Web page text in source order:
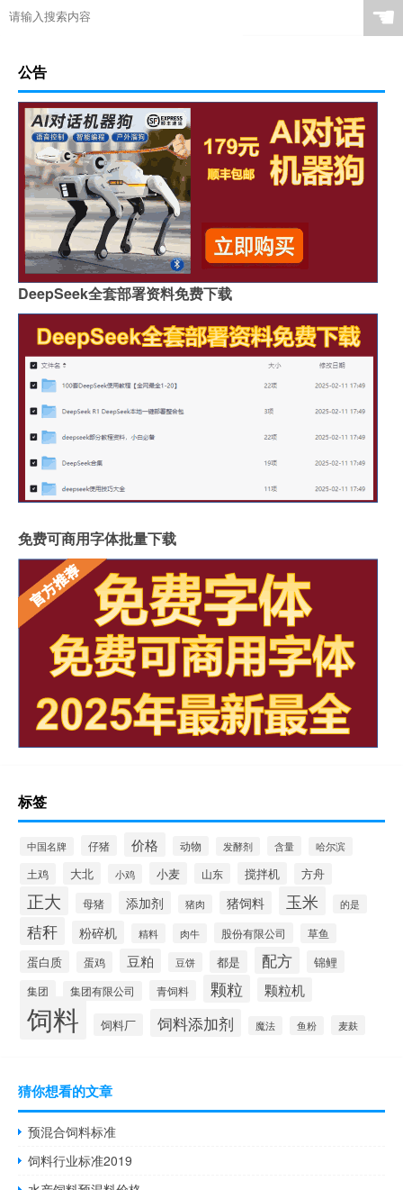
☚
公告
DeepSeek全套部署资料免费下载
免费可商用字体批量下载
标签
中国名牌 仔猪 价格 动物 发酵剂 含量 哈尔滨
土鸡 大北 小鸡 小麦 山东 搅拌机 方舟
正大 母猪 添加剂 猪肉 猪饲料 玉米 的是
秸秆 粉碎机 精料 肉牛 股份有限公司 草鱼
蛋白质 蛋鸡 豆粕 豆饼 都是 配方 锦鲤
集团 集团有限公司 青饲料 颗粒 颗粒机
饲料 饲料厂 饲料添加剂 魔法 鱼粉 麦麸
猜你想看的文章
预混合饲料标准
饲料行业标准2019